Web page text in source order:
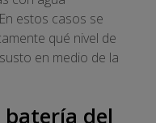
estos casos se
qué nivel de
en medio de la
del